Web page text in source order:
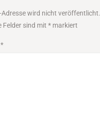
Adresse wird nicht veröffentlicht.
Felder sind mit *markiert
*